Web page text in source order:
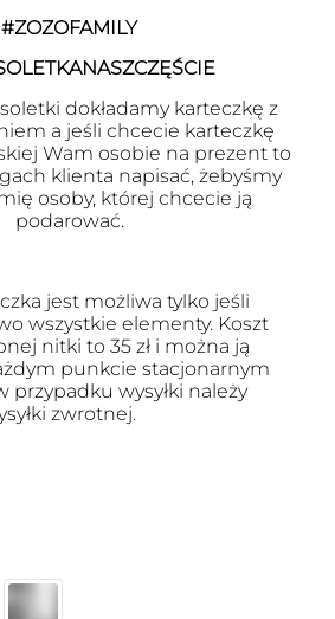
#ZOZOFAMILY
dokładamy karteczkę z
a jeśli chcecie karteczkę
Wam osobie na prezent to
klienta napisać, żebyśmy
osoby, której chcecie ją
podarować.
jest możliwa tylko jeśli
wszystkie elementy. Koszt
nitki to 35 zł i można ją
punkcie stacjonarnym
przypadku wysyłki należy
zwrotnej.